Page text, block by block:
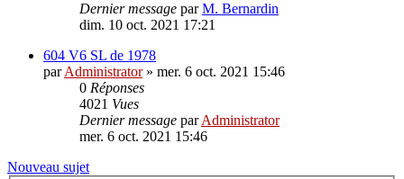
Dernier message parM. Bernardin
dim. 10 oct. 2021 17:21
604 V6 SL de 1978
parAdministrator» mer. 6 oct. 2021 15:46
0 Réponses
4021 Vues
Dernier message parAdministrator
mer. 6 oct. 2021 15:46
Nouveau sujet